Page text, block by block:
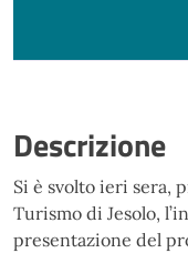
Descrizione
Si è svolto ieri sera,
Turismo di Jesolo,
presentazione del